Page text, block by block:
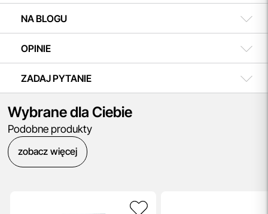
NA BLOGU
OPINIE
ZADAJ PYTANIE
Wybrane dla Ciebie
Podobne produkty
zobacz więcej